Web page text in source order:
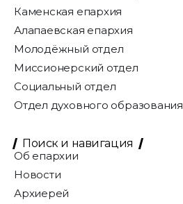
Каменская епархия
Алапаевская епархия
Молодёжный отдел
Миссионерский отдел
Социальный отдел
Отдел духовного образования
Поиск и навигация
Об епархии
Новости
Архиерей